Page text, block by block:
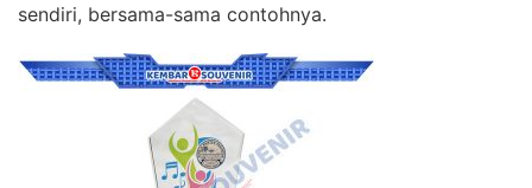
sendiri, bersama-sama contohnya.